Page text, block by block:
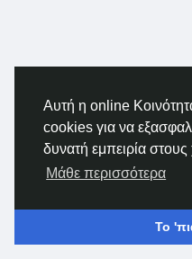
Αυτή η online
cookies για να
δυνατή εμπειρία στους
Μάθε περισσότερα
Το